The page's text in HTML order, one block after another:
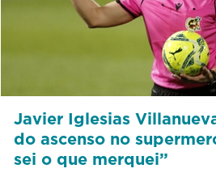
Javier Iglesias
do ascenso no
sei o que merquei”